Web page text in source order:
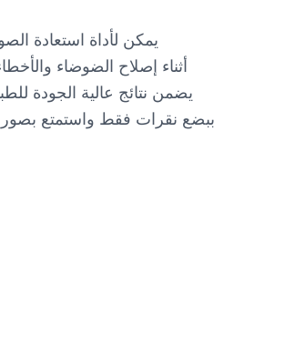
يضمن نتائج عالية الجودة
ببضع نقرات فقط واستمتع